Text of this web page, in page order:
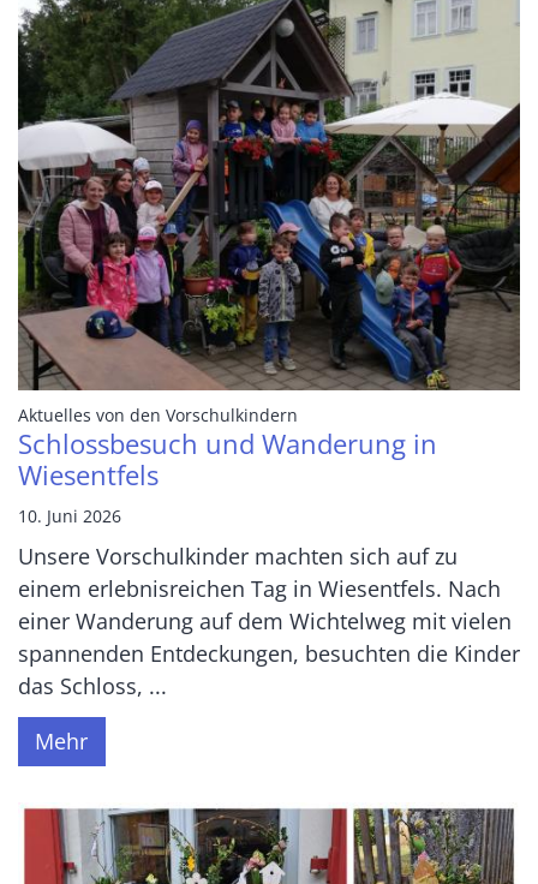
Aktuelles von den Vorschulkindern
Schlossbesuch und Wanderung in
Wiesentfels
10. Juni 2026
Unsere Vorschulkinder machten sich auf zu
einem erlebnisreichen Tag in Wiesentfels. Nach
einer Wanderung auf dem Wichtelweg mit vielen
spannenden Entdeckungen, besuchten die Kinder
das Schloss, ...
Mehr